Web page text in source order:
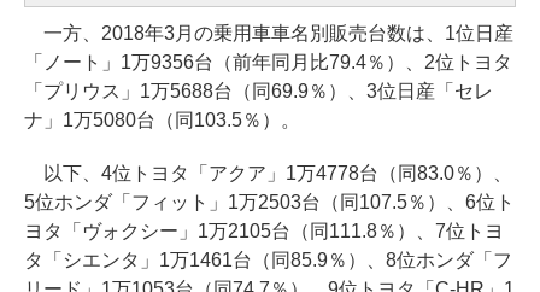
一方、2018年3月の乗用車車名別販売台数は、1位日産
「ノート」1万9356台（前年同月比79.4％）、2位トヨタ
「プリウス」1万5688台（同69.9％）、3位日産「セレ
ナ」1万5080台（同103.5％）。
以下、4位トヨタ「アクア」1万4778台（同83.0％）、
5位ホンダ「フィット」1万2503台（同107.5％）、6位ト
ヨタ「ヴォクシー」1万2105台（同111.8％）、7位トヨ
タ「シエンタ」1万1461台（同85.9％）、8位ホンダ「フ